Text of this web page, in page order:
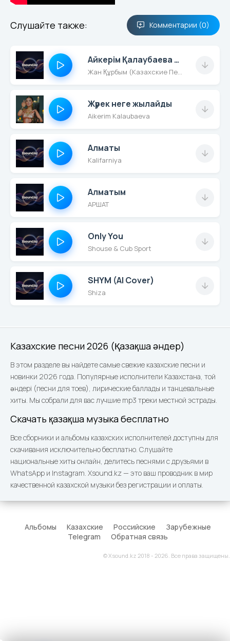
Казахские песни 2026 (Қазақша әндер)
В этом разделе вы найдете самые свежие казахские песни и
новинки 2026 года. Популярные исполнители Казахстана, той
әндері (песни для тоев), лирические баллады и танцевальные
хиты. Мы собрали для вас лучшие mp3 треки местной эстрады.
Скачать қазақша музыка бесплатно
Все сборники и альбомы казахских исполнителей доступны для
скачивания исключительно бесплатно. Слушайте
национальные хиты онлайн, делитесь песнями с друзьями в
WhatsApp и Instagram. Xsound.kz — это ваш проводник в мир
качественной казахской музыки без регистрации и оплаты.
Слушайте также: Комментарии (0)
Айкерім Қалаубаева & Дана Маханбаева
Жан Құрбым (Казахские Песни)
Жүрек неге жылайды
Aikerim Kalaubaeva
Алматы
Kalifarniya
Алматым
АРШАТ
Only You
Shouse & Cub Sport
SHYM (AI Cover)
Shiza
Альбомы Казахские Российские
Зарубежные
Telegram
Обратная связь
© Xsound.kz 2018 - 2026. Все права защищены.